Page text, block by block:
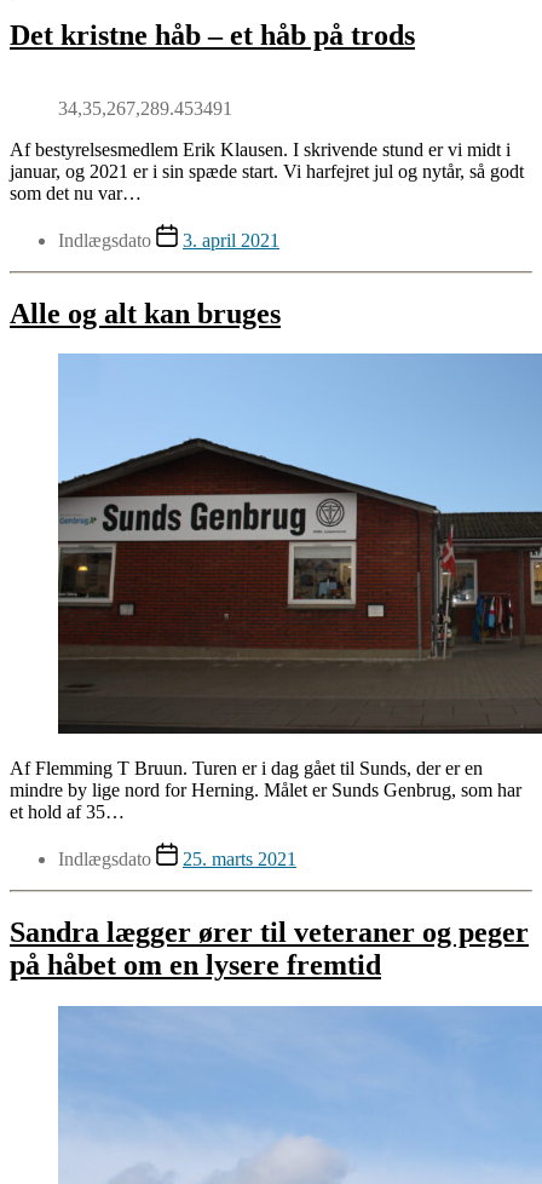
Det kristne håb – et håb på trods
34,35,267,289.453491
Af bestyrelsesmedlem Erik Klausen. I skrivende stund er vi midt i
januar, og 2021 er i sin spæde start. Vi harfejret jul og nytår, så godt
som det nu var…
Indlægsdato 3. april 2021
Alle og alt kan bruges
Af Flemming T Bruun. Turen er i dag gået til Sunds, der er en
mindre by lige nord for Herning. Målet er Sunds Genbrug, som har
et hold af 35…
Indlægsdato 25. marts 2021
Sandra lægger ører til veteraner og peger
på håbet om en lysere fremtid